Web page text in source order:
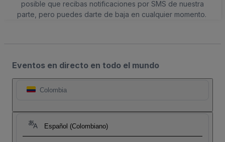
posible que recibas notificaciones por SMS de nuestra
parte, pero puedes darte de baja en cualquier momento.
Eventos en directo en todo el mundo
Colombia
Español (Colombiano)